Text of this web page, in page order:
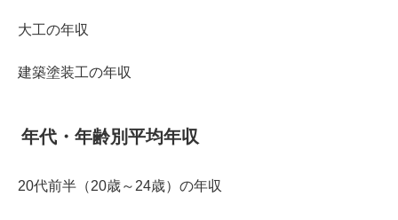
大工の年収
建築塗装工の年収
年代・年齢別平均年収
20代前半（20歳～24歳）の年収